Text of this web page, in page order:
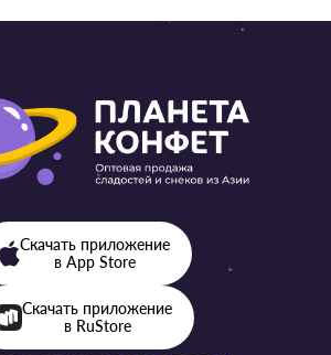
Скачать приложение
в App Store
Скачать приложение
в RuStore